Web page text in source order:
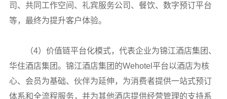
司、共同工作空间、礼宾服务公司、餐饮、数字预订平台
等，最终为提升客户体验。
（4）价值链平台化模式，代表企业为锦江酒店集团、
华住酒店集团。锦江酒店集团的Wehotel平台以酒店为核
心、会员为基础、伙伴为延伸，为消费者提供一站式预订
体系和全流程服务，并为其他酒店提供经营管理的支持系